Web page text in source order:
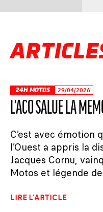
24H MOTOS 29/04/2026
L’ACO SALUE LA
C’est avec émotion
l’Ouest a appris la
Jacques Cornu,
Motos et légende
LIRE L'ARTICLE